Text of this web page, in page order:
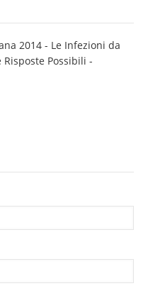
2014 - Le Infezioni da
Possibili -